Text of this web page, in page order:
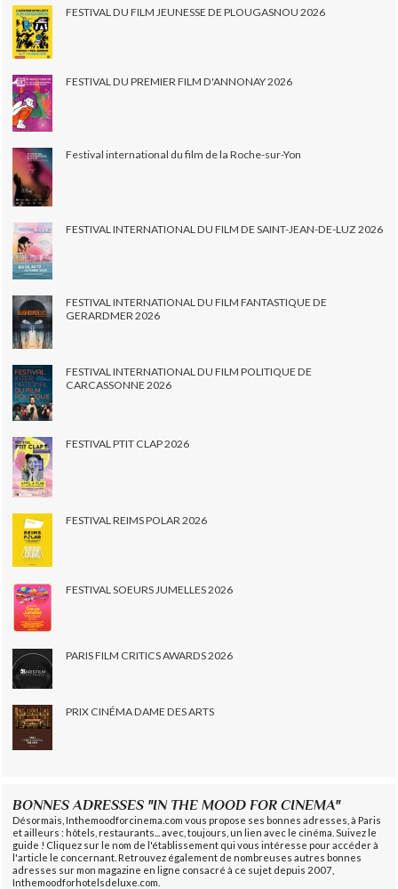
FESTIVAL DU FILM JEUNESSE DE PLOUGASNOU 2026
FESTIVAL DU PREMIER FILM D'ANNONAY 2026
Festival international du film de la Roche-sur-Yon
FESTIVAL INTERNATIONAL DU FILM DE SAINT-JEAN-DE-LUZ 2026
FESTIVAL INTERNATIONAL DU FILM FANTASTIQUE DE
GERARDMER 2026
FESTIVAL INTERNATIONAL DU FILM POLITIQUE DE
CARCASSONNE 2026
FESTIVAL PTIT CLAP 2026
FESTIVAL REIMS POLAR 2026
FESTIVAL SOEURS JUMELLES 2026
PARIS FILM CRITICS AWARDS 2026
PRIX CINÉMA DAME DES ARTS
BONNES ADRESSES "IN THE MOOD FOR CINEMA"
Désormais, Inthemoodforcinema.com vous propose ses bonnes adresses, à Paris
et ailleurs : hôtels, restaurants... avec, toujours, un lien avec le cinéma. Suivez le
guide ! Cliquez sur le nom de l'établissement qui vous intéresse pour accéder à
l'article le concernant. Retrouvez également de nombreuses autres bonnes
adresses sur mon magazine en ligne consacré à ce sujet depuis 2007,
Inthemoodforhotelsdeluxe.com.